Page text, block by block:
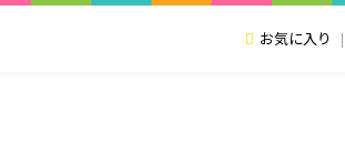
お気に入り